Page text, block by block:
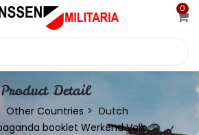
0
Product Detail
Other Countries
Dutch
booklet Werkend Volk